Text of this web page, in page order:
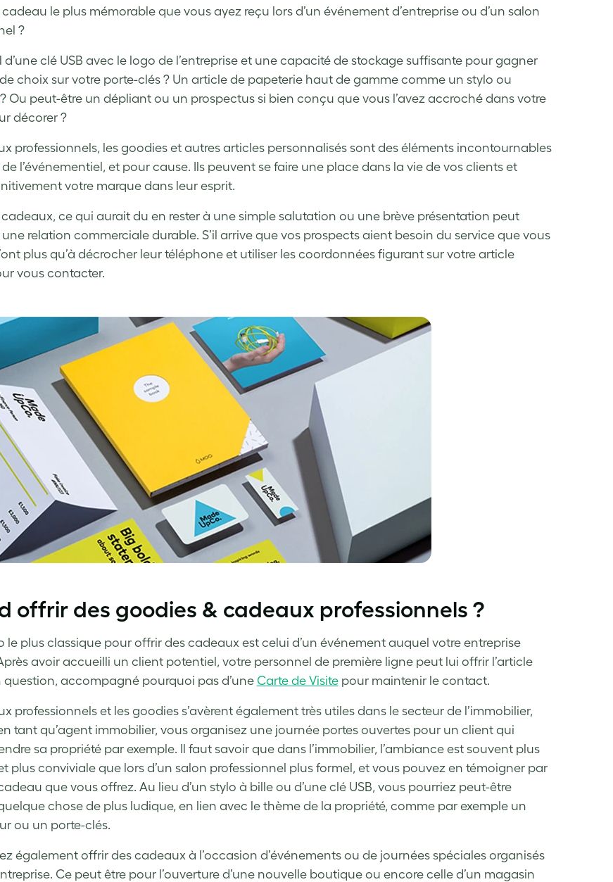
le plus mémorable que vous ayez reçu lors d’un événement d’entreprise ou d’un salon
?
d’une clé USB avec le logo de l’entreprise et une capacité de stockage suffisante pour gagner
choix sur votre porte-clés ? Un article de papeterie haut de gamme comme un stylo ou
Ou peut-être un dépliant ou un prospectus si bien conçu que vous l’avez accroché dans votre
décorer ?
professionnels, les goodies et autres articles personnalisés sont des éléments incontournables
l’événementiel, et pour cause. Ils peuvent se faire une place dans la vie de vos clients et
votre marque dans leur esprit.
ce qui aurait du en rester à une simple salutation ou une brève présentation peut
relation commerciale durable. S’il arrive que vos prospects aient besoin du service que vous
plus qu’à décrocher leur téléphone et utiliser les coordonnées figurant sur votre article
vous contacter.
offrir des goodies & cadeaux professionnels ?
le plus classique pour offrir des cadeaux est celui d’un événement auquel votre entreprise
avoir accueilli un client potentiel, votre personnel de première ligne peut lui offrir l’article
accompagné pourquoi pas d’une Carte de Visitepour maintenir le contact.
professionnels et les goodies s’avèrent également très utiles dans le secteur de l’immobilier,
tant qu’agent immobilier, vous organisez une journée portes ouvertes pour un client qui
sa propriété par exemple. Il faut savoir que dans l’immobilier, l’ambiance est souvent plus
plus conviviale que lors d’un salon professionnel plus formel, et vous pouvez en témoigner par
que vous offrez. Au lieu d’un stylo à bille ou d’une clé USB, vous pourriez peut-être
chose de plus ludique, en lien avec le thème de la propriété, comme par exemple un
ou un porte-clés.
également offrir des cadeaux à l’occasion d’événements ou de journées spéciales organisés
Ce peut être pour l’ouverture d’une nouvelle boutique ou encore celle d’un magasin